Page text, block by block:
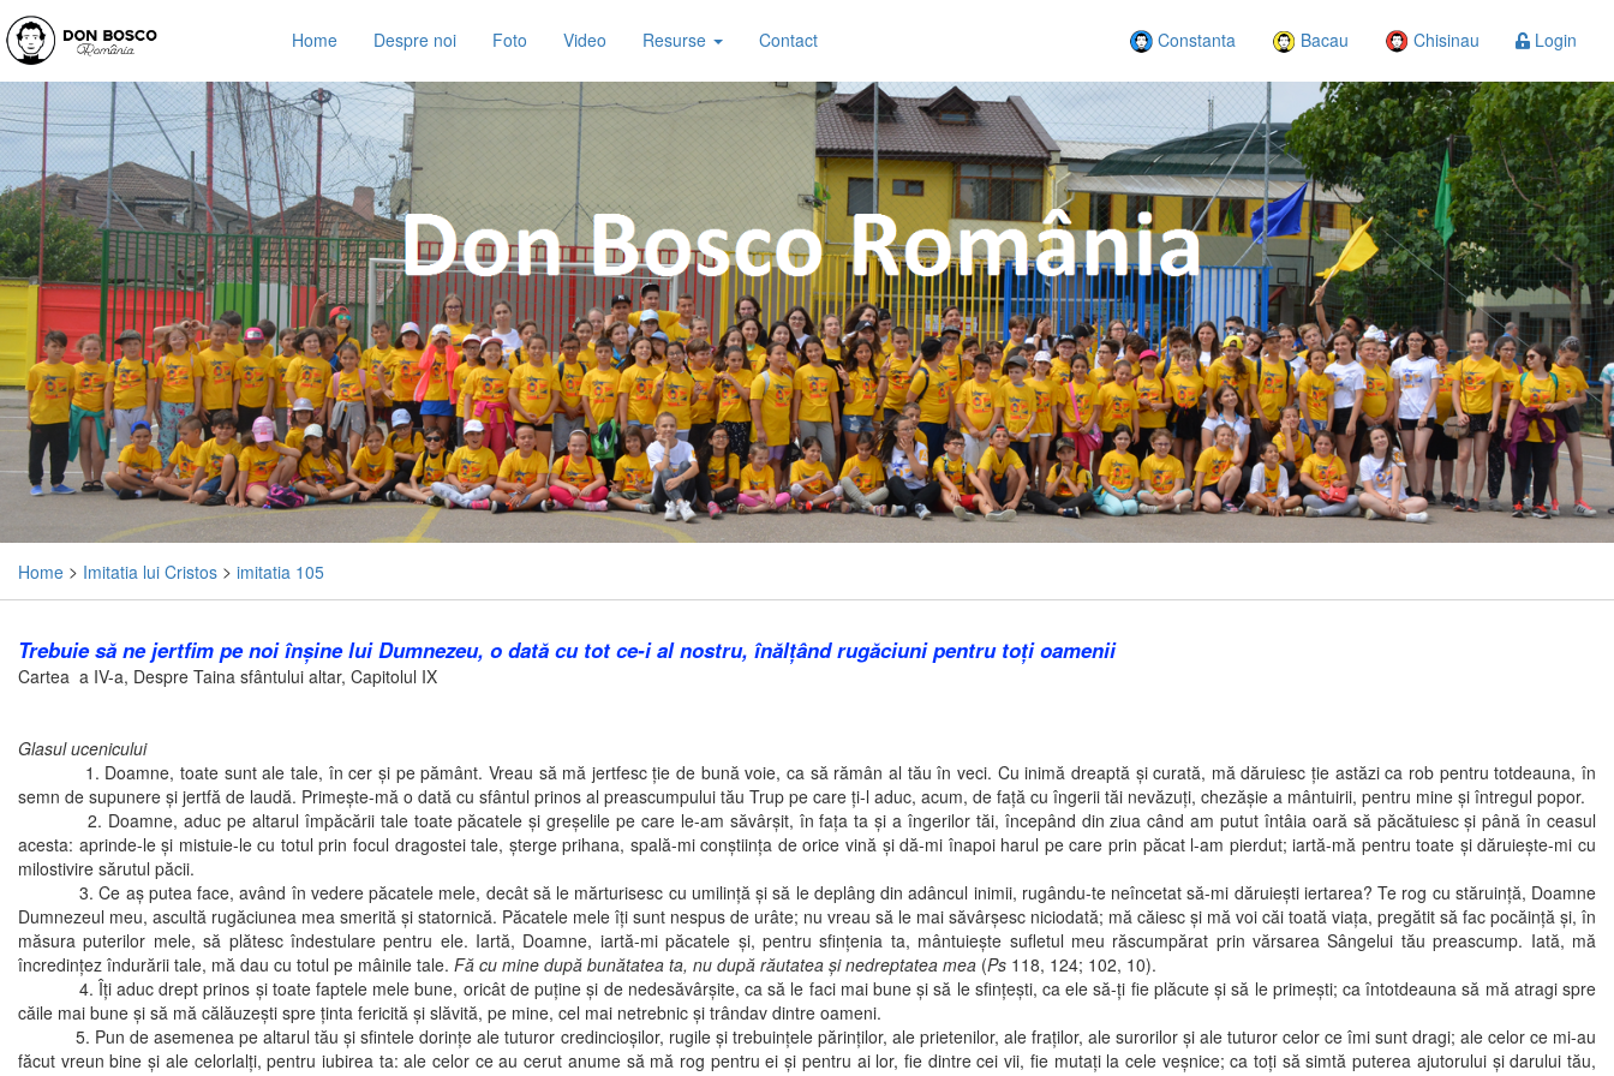
Home Despre noi Foto Video Resurse Contact Constanta Bacau Chisinau Login
Home > Imitatia lui Cristos > imitatia 105
Trebuie să ne jertfim pe noi înşine lui Dumnezeu, o dată cu tot ce-i al nostru, înălţând rugăciuni pentru toţi oamenii
Cartea a IV-a, Despre Taina sfântului altar, Capitolul IX
Glasul ucenicului
1. Doamne, toate sunt ale tale, în cer şi pe pământ. Vreau să mă jertfesc ţie de bună voie, ca să rămân al tău în veci. Cu inimă dreaptă şi curată, mă dăruiesc ţie astăzi ca rob pentru totdeauna, în
semn de supunere şi jertfă de laudă. Primeşte-mă o dată cu sfântul prinos al preascumpului tău Trup pe care ţi-l aduc, acum, de faţă cu îngerii tăi nevăzuţi, chezăşie a mântuirii, pentru mine şi întregul popor.
2. Doamne, aduc pe altarul împăcării tale toate păcatele şi greşelile pe care le-am săvârşit, în faţa ta şi a îngerilor tăi, începând din ziua când am putut întâia oară să păcătuiesc şi până în ceasul
acesta: aprinde-le şi mistuie-le cu totul prin focul dragostei tale, şterge prihana, spală-mi conştiinţa de orice vină şi dă-mi înapoi harul pe care prin păcat l-am pierdut; iartă-mă pentru toate şi dăruieşte-mi cu
milostivire sărutul păcii.
3. Ce aş putea face, având în vedere păcatele mele, decât să le mărturisesc cu umilinţă şi să le deplâng din adâncul inimii, rugându-te neîncetat să-mi dăruieşti iertarea? Te rog cu stăruinţă, Doamne
Dumnezeul meu, ascultă rugăciunea mea smerită şi statornică. Păcatele mele îţi sunt nespus de urâte; nu vreau să le mai săvârşesc niciodată; mă căiesc şi mă voi căi toată viaţa, pregătit să fac pocăinţă şi, în
măsura puterilor mele, să plătesc îndestulare pentru ele. Iartă, Doamne, iartă-mi păcatele şi, pentru sfinţenia ta, mântuieşte sufletul meu răscumpărat prin vărsarea Sângelui tău preascump. Iată, mă
încredinţez îndurării tale, mă dau cu totul pe mâinile tale. Fă cu mine după bunătatea ta, nu după răutatea şi nedreptatea mea (Ps 118, 124; 102, 10).
4. Îţi aduc drept prinos şi toate faptele mele bune, oricât de puţine şi de nedesăvârşite, ca să le faci mai bune şi să le sfinţeşti, ca ele să-ţi fie plăcute şi să le primeşti; ca întotdeauna să mă atragi spre
căile mai bune şi să mă călăuzeşti spre ţinta fericită şi slăvită, pe mine, cel mai netrebnic şi trândav dintre oameni.
5. Pun de asemenea pe altarul tău şi sfintele dorinţe ale tuturor credincioşilor, rugile şi trebuinţele părinţilor, ale prietenilor, ale fraţilor, ale surorilor şi ale tuturor celor ce îmi sunt dragi; ale celor ce mi-au
făcut vreun bine şi ale celorlalţi, pentru iubirea ta: ale celor ce au cerut anume să mă rog pentru ei şi pentru ai lor, fie dintre cei vii, fie mutaţi la cele veşnice; ca toţi să simtă puterea ajutorului şi darului tău,